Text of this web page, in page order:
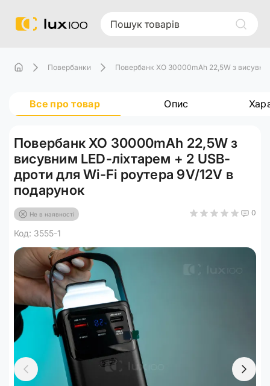
Повербанки Повербанк XO 30000mAh 22,5W з
Все про товар Опис
Повербанк XO 30000mAh 22,5W з
висувним LED-ліхтарем + 2 USB-
дроти для Wi-Fi роутера 9V/12V в
подарунок
Не в наявності 0
Код: 3555-1